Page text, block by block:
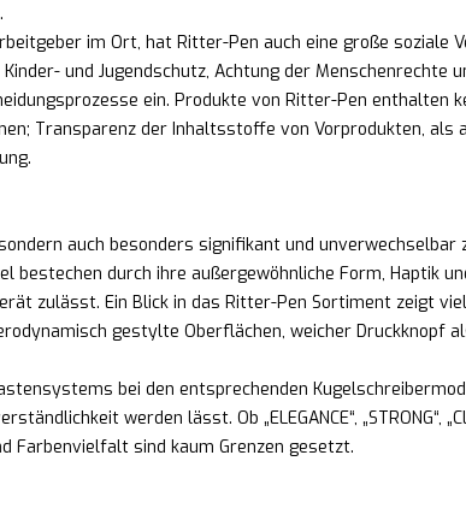
im Ort, hat Ritter-Pen auch eine große soziale
und Jugendschutz, Achtung der Menschenrechte
ein. Produkte von Ritter-Pen enthalten
Transparenz der Inhaltsstoffe von Vorprodukten, als
auch besonders signifikant und unverwechselbar
bestechen durch ihre außergewöhnliche Form, Haptik
zulässt. Ein Blick in das Ritter-Pen Sortiment zeigt
gestylte Oberflächen, weicher Druckknopf
bei den entsprechenden
werden lässt. Ob „ELEGANCE“, „STRONG“,
Farbenvielfalt sind kaum Grenzen gesetzt.